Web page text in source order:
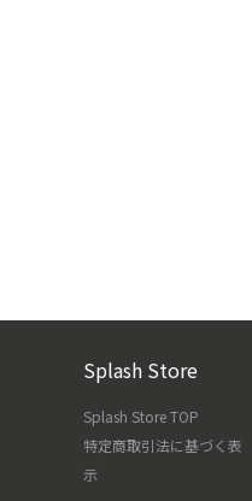
Splash Store
Splash Store TOP
特定商取引法に基づく表
示